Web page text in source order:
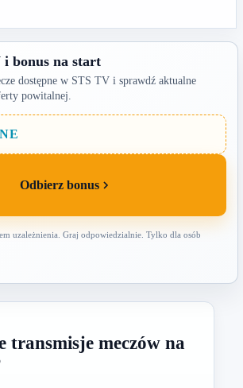
i bonus na start
dostępne w STS TV i sprawdź aktualne
powitalnej.
Odbierz bonus
uzależnienia. Graj odpowiedzialnie. Tylko dla osób
transmisje meczów na